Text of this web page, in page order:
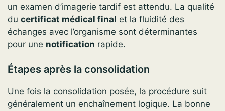
un examen d’imagerie tardif est attendu. La qualité
du certificat médical final et la fluidité des
échanges avec l’organisme sont déterminantes
pour une notification rapide.
Étapes après la consolidation
Une fois la consolidation posée, la procédure suit
généralement un enchaînement logique. La bonne